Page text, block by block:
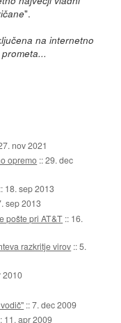
".
na internetno
nov 2021
opremo ::29. dec
:: 18. sep 2013
sep 2013
pošte pri AT&T :: 16.
razkritje virov ::5.
2010
::7. dec 2009
11. apr 2009